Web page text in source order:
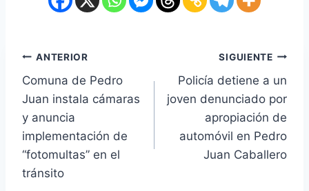
ANTERIOR
Comuna de Pedro
Juan instala cámaras
y anuncia
implementación de
“fotomultas” en el
tránsito
SIGUIENTE
Policía detiene a un
joven denunciado por
apropiación de
automóvil en Pedro
Juan Caballero